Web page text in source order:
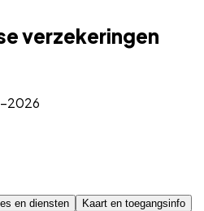
verzekeringen
2026
en diensten
Kaart en toegangsinfo